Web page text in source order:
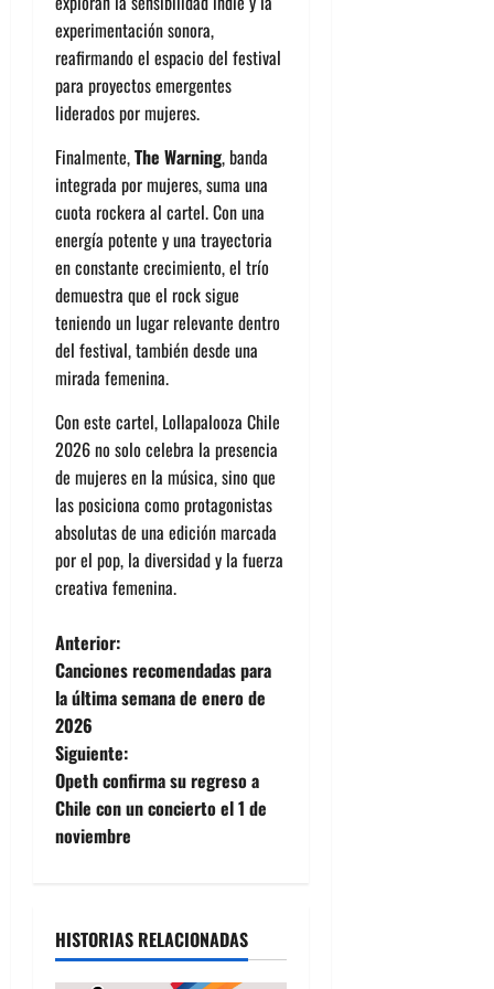
experimentación sonora,
reafirmando el espacio del festival
para proyectos emergentes
liderados por mujeres.
Finalmente,The Warning, banda
integrada por mujeres, suma una
cuota rockera al cartel. Con una
energía potente y una trayectoria
en constante crecimiento, el trío
demuestra que el rock sigue
teniendo un lugar relevante dentro
del festival, también desde una
mirada femenina.
Con este cartel, Lollapalooza Chile
2026 no solo celebra la presencia
de mujeres en la música, sino que
las posiciona como protagonistas
absolutas de una edición marcada
por el pop, la diversidad y la fuerza
creativa femenina.
N
a
v
e
g
c
i
Anterior:
Canciones recomendadas para
la última semana de enero de
2026
Siguiente:
Opeth confirma su regreso a
Chile con un concierto el 1 de
noviembre
HISTORIAS RELACIONADAS